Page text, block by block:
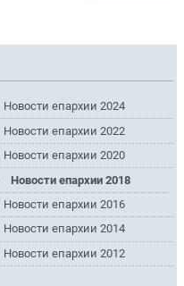
Новости епархии 2024
Новости епархии 2022
Новости епархии 2020
Новости епархии 2018
Новости епархии 2016
Новости епархии 2014
Новости епархии 2012